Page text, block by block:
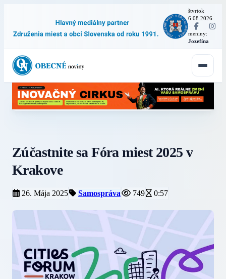
štvrtok
6.08.2026
·
meniny:
Jozefína
Zúčastnite sa Fóra miest 2025 v
Krakove
26. Mája 2025 Samospráva 749 0:57